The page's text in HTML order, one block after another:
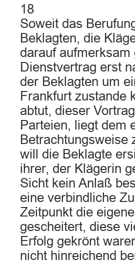
18
Soweit das
Beklagten, die
darauf
Dienstvertrag erst
der Beklagten um
Frankfurt zustande
abtut, dieser
Parteien, liegt dem
Betrachtungsweise
will die Beklagte
ihrer, der Klägerin
Sicht kein Anlaß
eine verbindliche
Zeitpunkt die
gescheitert, diese
Erfolg gekrönt
nicht hinreichend